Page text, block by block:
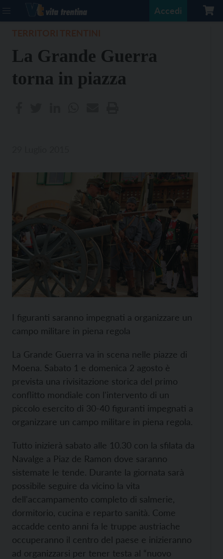
Accedi
La Grande Guerra
torna in piazza
I figuranti saranno impegnati a organizzare un
campo militare in piena regola
La Grande Guerra va in scena nelle piazze di
Moena. Sabato 1 e domenica 2 agosto è
prevista una rivisitazione storica del primo
conflitto mondiale con l'intervento di un
piccolo esercito di 30-40 figuranti impegnati a
organizzare un campo militare in piena regola.
Tutto inizierà sabato alle 10.30 con la sfilata da
Navalge a Piaz de Ramon dove saranno
sistemate le tende. Durante la giornata sarà
possibile seguire da vicino la vita
dell'accampamento completo di salmerie,
dormitorio, cucina e reparto sanità. Come
accadde cento anni fa le truppe austriache
occuperanno il centro del paese e inizieranno
ad organizzarsi per tener testa al “nuovo